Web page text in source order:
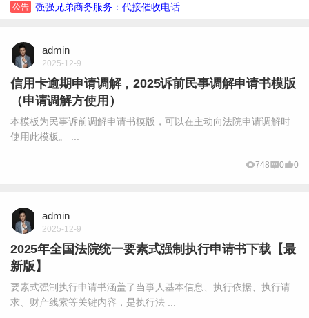
公告 强强兄弟商务服务：代接催收电话
admin
2025-12-9
信用卡逾期申请调解，2025诉前民事调解申请书模版
（申请调解方使用）
本模板为民事诉前调解申请书模版，可以在主动向法院申请调解时
使用此模板。 ...
748 0 0
admin
2025-12-9
2025年全国法院统一要素式强制执行申请书下载【最
新版】
要素式强制执行申请书涵盖了当事人基本信息、执行依据、执行请
求、财产线索等关键内容，是执行法 ...